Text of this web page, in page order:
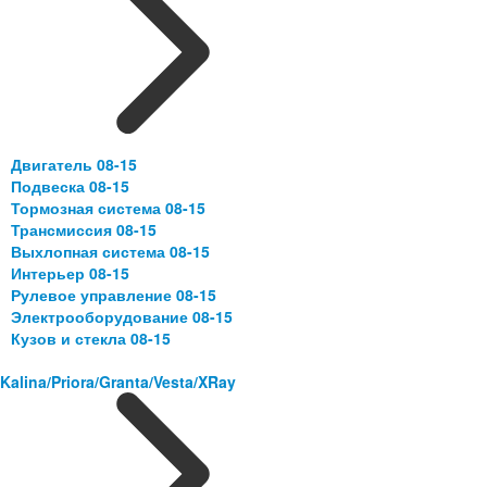
Двигатель 08-15
Подвеска 08-15
Тормозная система 08-15
Трансмиссия 08-15
Выхлопная система 08-15
Интерьер 08-15
Рулевое управление 08-15
Электрооборудование 08-15
Кузов и стекла 08-15
Kalina/Priora/Granta/Vesta/XRay